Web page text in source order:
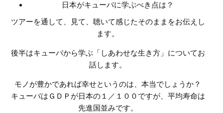
日本がキューバに学ぶべき点は？
ツアーを通して、見て、聴いて感じたそのままをお伝えし
ます。
後半はキューバから学ぶ「しあわせな生き方」についてお
話します。
モノが豊かであれば幸せというのは、本当でしょうか？
キューバはＧＤＰが日本の１／１００ですが、平均寿命は
先進国並みです。